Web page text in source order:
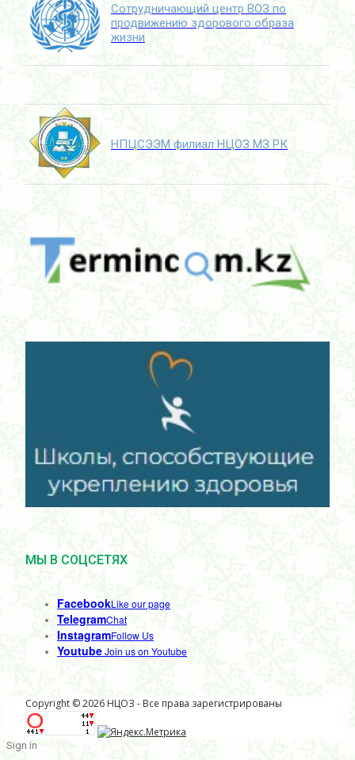
Сотрудничающий центр ВОЗ по
продвижению здорового образа
жизни
НПЦСЭЭМ филиал НЦОЗ МЗ РК
МЫ В СОЦСЕТЯХ
FacebookLike our page
TelegramChat
InstagramFollow Us
YoutubeJoin us on Youtube
Copyright © 2026 НЦОЗ - Все права зарегистрированы
Sign in